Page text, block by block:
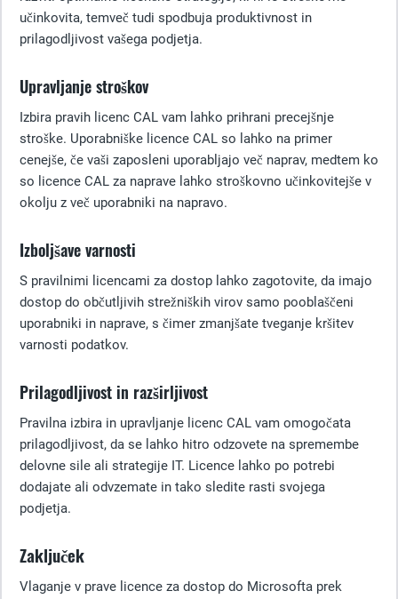
učinkovita, temveč tudi spodbuja produktivnost in
prilagodljivost vašega podjetja.
Upravljanje stroškov
Izbira pravih licenc CAL vam lahko prihrani precejšnje
stroške. Uporabniške licence CAL so lahko na primer
cenejše, če vaši zaposleni uporabljajo več naprav, medtem ko
so licence CAL za naprave lahko stroškovno učinkovitejše v
okolju z več uporabniki na napravo.
Izboljšave varnosti
S pravilnimi licencami za dostop lahko zagotovite, da imajo
dostop do občutljivih strežniških virov samo pooblaščeni
uporabniki in naprave, s čimer zmanjšate tveganje kršitev
varnosti podatkov.
Prilagodljivost in razširljivost
Pravilna izbira in upravljanje licenc CAL vam omogočata
prilagodljivost, da se lahko hitro odzovete na spremembe
delovne sile ali strategije IT. Licence lahko po potrebi
dodajate ali odvzemate in tako sledite rasti svojega
podjetja.
Zaključek
Vlaganje v prave licence za dostop do Microsofta prek